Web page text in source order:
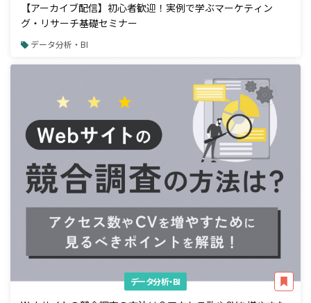
【アーカイブ配信】初心者歓迎！実例で学ぶマーケティン
グ・リサーチ基礎セミナー
データ分析・BI
データ分析・BI